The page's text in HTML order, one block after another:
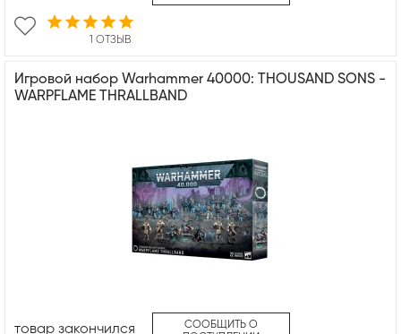
1 ОТЗЫВ
Игровой набор Warhammer 40000: THOUSAND SONS -
WARPFLAME THRALLBAND
товар закончился
СООБЩИТЬ О